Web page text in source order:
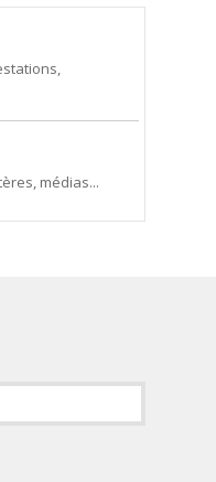
médias...